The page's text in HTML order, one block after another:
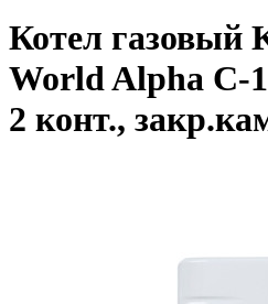
Котел
World Alpha C-
2 конт.,